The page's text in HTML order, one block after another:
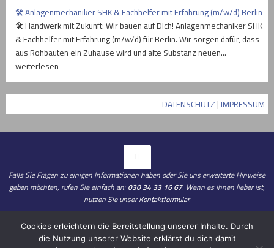
🛠️ Anlagenmechaniker SHK & Fachhelfer mit Erfahrung (m/w/d) Berlin
🛠️ Handwerk mit Zukunft: Wir bauen auf Dich! Anlagenmechaniker SHK
& Fachhelfer mit Erfahrung (m/w/d) für Berlin. Wir sorgen dafür, dass
aus Rohbauten ein Zuhause wird und alte Substanz neuen…
weiterlesen
DATENSCHUTZ | IMPRESSUM
Falls Sie Fragen zu einigen Informationen haben oder Sie uns erweiterte Hinweise
geben möchten, rufen Sie einfach an: 030 34 33 16 67. Wenn es Ihnen lieber ist,
nutzen Sie unserKontaktformular.
Cookies erleichtern die Bereitstellung unserer Inhalte. Durch
die Nutzung unserer Website erklärst du dich damit